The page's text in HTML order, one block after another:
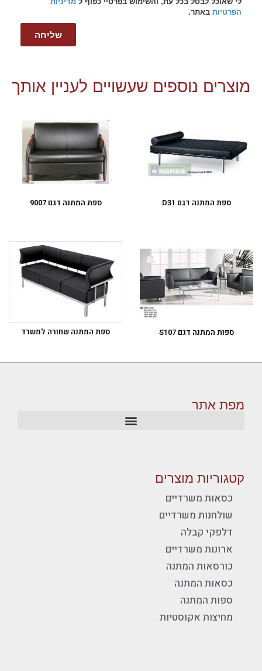
הפרטיות באתר.
שליחה
מוצרים נוספים שעשויים לעניין אותך
ספת המתנה דגם D31 ספת המתנה דגם 9007
ספות המתנה דגם S107 ספת המתנה שחורה למשרד
מפת אתר
קטגוריות מוצרים
כסאות משרדיים
שולחנות משרדיים
דלפקי קבלה
ארונות משרדיים
כורסאות המתנה
כסאות המתנה
ספות המתנה
מחיצות אקוסטיות